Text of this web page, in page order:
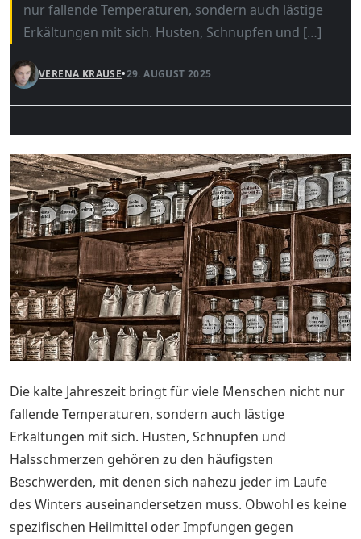
nur fallende Temperaturen, sondern auch lästige
Erkältungen mit sich. Husten, Schnupfen und […]
VERENA KRAUSE•29. AUGUST 2025
Die kalte Jahreszeit bringt für viele Menschen nicht nur
fallende Temperaturen, sondern auch lästige
Erkältungen mit sich. Husten, Schnupfen und
Halsschmerzen gehören zu den häufigsten
Beschwerden, mit denen sich nahezu jeder im Laufe
des Winters auseinandersetzen muss. Obwohl es keine
spezifischen Heilmittel oder Impfungen gegen